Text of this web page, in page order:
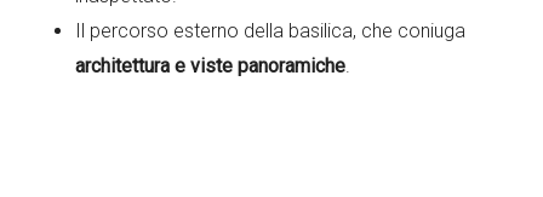
Il percorso esterno della basilica, che coniuga
architettura e viste panoramiche.